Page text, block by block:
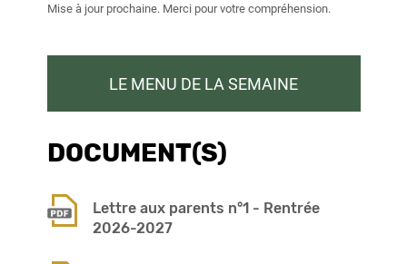
Mise à jour prochaine. Merci pour votre compréhension.
LE MENU DE LA SEMAINE
DOCUMENT(S)
Lettre aux parents n°1 - Rentrée
2026-2027